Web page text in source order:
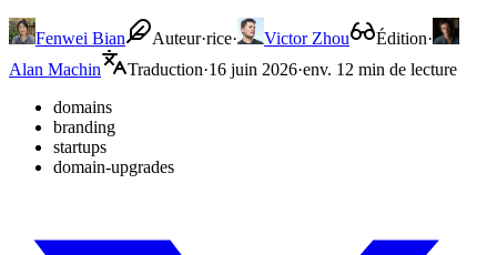
Fenwei Bian Auteur·rice· Victor Zhou Édition·
Alan Machin
Traduction·16 juin 2026·env. 12 min de lecture
domains
branding
startups
domain-upgrades